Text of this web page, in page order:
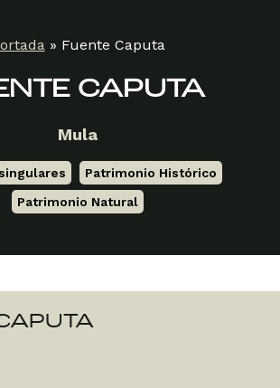
» Fuente Caputa
CAPUTA
Mula
Patrimonio Histórico
Patrimonio Natural